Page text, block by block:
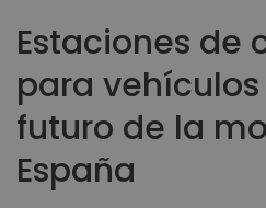
Estaciones de
para vehículos
futuro de la
España